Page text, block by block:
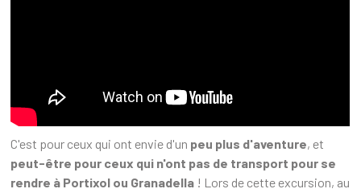
C'est pour ceux qui ont envie d'un peu plus d'aventure, et
peut-être pour ceux qui n'ont pas de transport pour se
rendre à Portixol ou Granadella ! Lors de cette excursion, au